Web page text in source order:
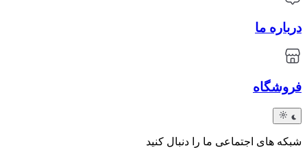
درباره ما
فروشگاه
شبکه های اجتماعی ما را دنبال کنید